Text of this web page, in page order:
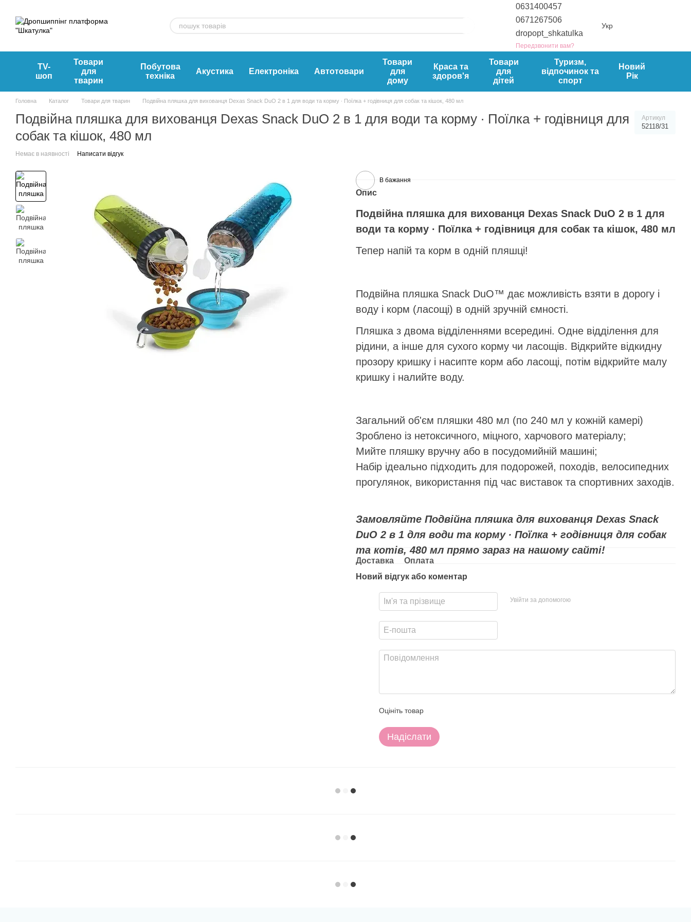
0631400457
0671267506
dropopt_shkatulka
Передзвонити вам?
Укр
TV-
шоп
Товари
для
тварин
Побутова
техніка
Акустика Електроніка Автотовари
Товари
для
дому
Краса та
здоров'я
Товари
для
дітей
Туризм,
відпочинок та
спорт
Новий
Рік
Головна Каталог Товари для тварин Подвійна пляшка для вихованця Dexas Snack DuO 2 в 1 для води та корму ∙ Поїлка + годівниця для собак та кішок, 480 мл
Подвійна пляшка для вихованця Dexas Snack DuO 2 в 1 для води та корму ∙ Поїлка + годівниця для
собак та кішок, 480 мл
Артикул
52118/31
Немає в наявності Написати відгук
В бажання
Опис
Подвійна пляшка для вихованця Dexas Snack DuO 2 в 1 для
води та корму ∙ Поїлка + годівниця для собак та кішок, 480 мл
Тепер напій та корм в одній пляшці!
Подвійна пляшка Snack DuO™ дає можливість взяти в дорогу і
воду і корм (ласощі) в одній зручній ємності.
Пляшка з двома відділеннями всередині. Одне відділення для
рідини, а інше для сухого корму чи ласощів. Відкрийте відкидну
прозору кришку і насипте корм або ласощі, потім відкрийте малу
кришку і налийте воду.
Загальний об'єм пляшки 480 мл (по 240 мл у кожній камері)
Зроблено із нетоксичного, міцного, харчового матеріалу;
Мийте пляшку вручну або в посудомийній машині;
Набір ідеально підходить для подорожей, походів, велосипедних
прогулянок, використання під час виставок та спортивних заходів.
Замовляйте Подвійна пляшка для вихованця Dexas Snack
DuO 2 в 1 для води та корму ∙ Поїлка + годівниця для собак
та котів, 480 мл прямо зараз на нашому сайті!
Доставка
Оплата
Новий відгук або коментар
Увійти за допомогою
Оцініть товар
Надіслати